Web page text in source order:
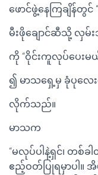
ဖောင်ဖွဲ့နေကြချိန်တွ
မီးဖိုချောင်ဆီသို့ လှမ်း
ကို “ဝိုင်းကူလုပ်ပေးမယ်
၍ မာသရှေ့မှ ခုံပုလေ
လိုက်သည်။
မာသက
“မလုပ်ပါနဲ့ရှင်၊ တ
ဧည့်ဝတ်ပြုရမှာပါ။ အိ